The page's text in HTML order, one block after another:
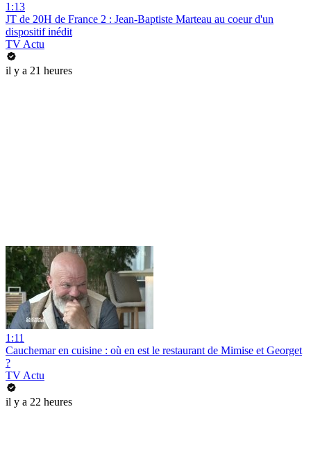
1:13
JT de 20H de France 2 : Jean-Baptiste Marteau au coeur d'un
dispositif inédit
TV Actu
il y a 21 heures
1:11
Cauchemar en cuisine : où en est le restaurant de Mimise et Georget
?
TV Actu
il y a 22 heures